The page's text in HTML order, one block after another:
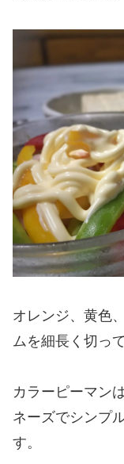
オレンジ、黄色
ムを細長く切っ
カラーピーマン
ネーズでシンプ
す。